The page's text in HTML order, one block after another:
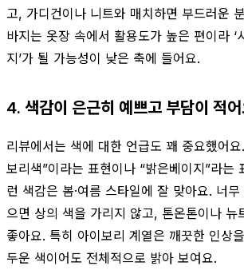
고, 가디건이나 니트와 매치하면 부드러운
바지는 옷장 속에서 활용도가 높은 편이라 ‘
지’가 될 가능성이 낮은 축에 들어요.
4. 색감이 은근히 예쁘고 부담이 적
리뷰에서는 색에 대한 언급도 꽤 중요했어
보리색”이라는 표현이나 “밝은베이지”라는
런 색감은 봄·여름 스타일에 잘 맞아요. 너
으면 상의 색을 가리지 않고, 톤온톤이나 뉴
좋아요. 특히 아이보리 계열은 깨끗한 인상
두운 색이어도 전체적으로 밝아 보여요.